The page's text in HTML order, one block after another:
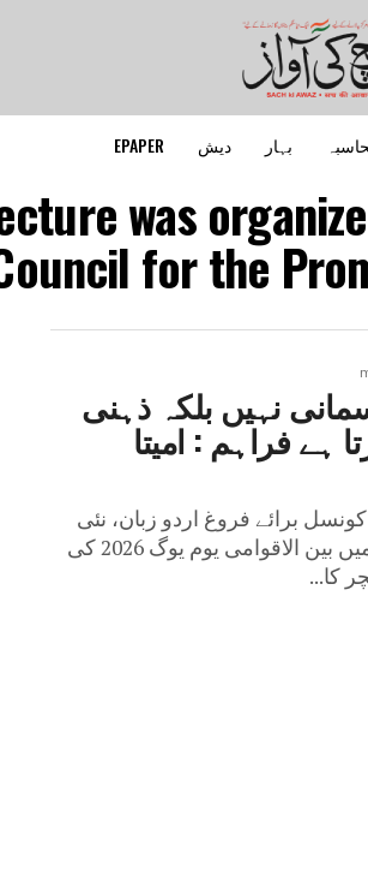
بہار دیش EPAPER
was
for the
نہیں بلکہ ذہنی
ہے فراہم : امیتا
برائے فروغ اردو زبان، نئی
دہلی کے صدر دفتر میں بین الاقوامی یوم یوگ 2026 کی
کا...